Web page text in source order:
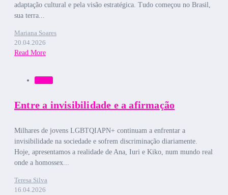
adaptação cultural e pela visão estratégica. Tudo começou no Brasil,
sua terra...
Mariana Soares
20.04.2026
Read More
Bruma
Entre a invisibilidade e a afirmação
Milhares de jovens LGBTQIAPN+ continuam a enfrentar a
invisibilidade na sociedade e sofrem discriminação diariamente.
Hoje, apresentamos a realidade de Ana, Iuri e Kiko, num mundo real
onde a homossex...
Teresa Silva
16.04.2026